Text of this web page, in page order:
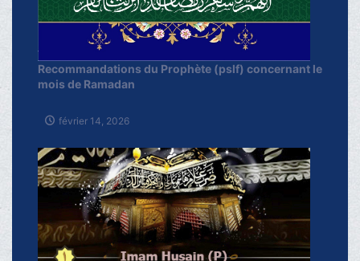
Recommandations du Prophète (pslf) concernant le
mois de Ramadan
février 14, 2026